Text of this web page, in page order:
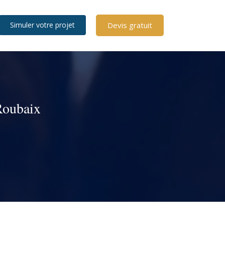
Simuler votre projet Devis gratuit